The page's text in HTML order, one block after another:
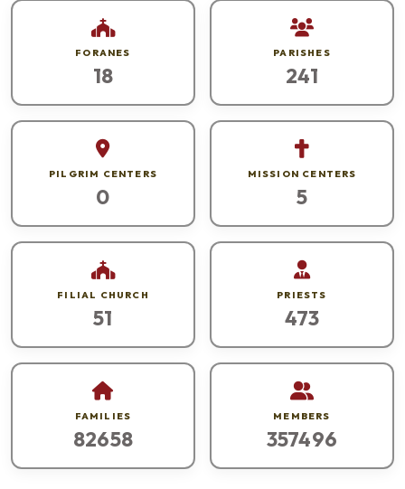
FORANES
18
PARISHES
241
PILGRIM CENTERS
0
MISSION CENTERS
5
FILIAL CHURCH
51
PRIESTS
473
FAMILIES
82658
MEMBERS
357496